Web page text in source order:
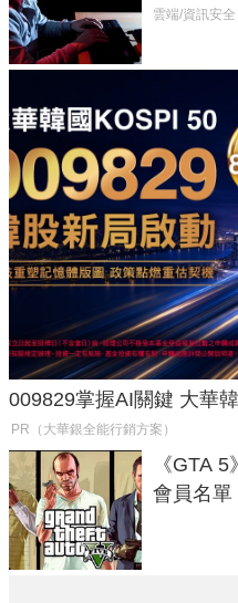
癱瘓全球
雲端/資訊安全
009829掌握AI關鍵 大華
PR（大華銀全能行銷方案）
《GTA
會員名單